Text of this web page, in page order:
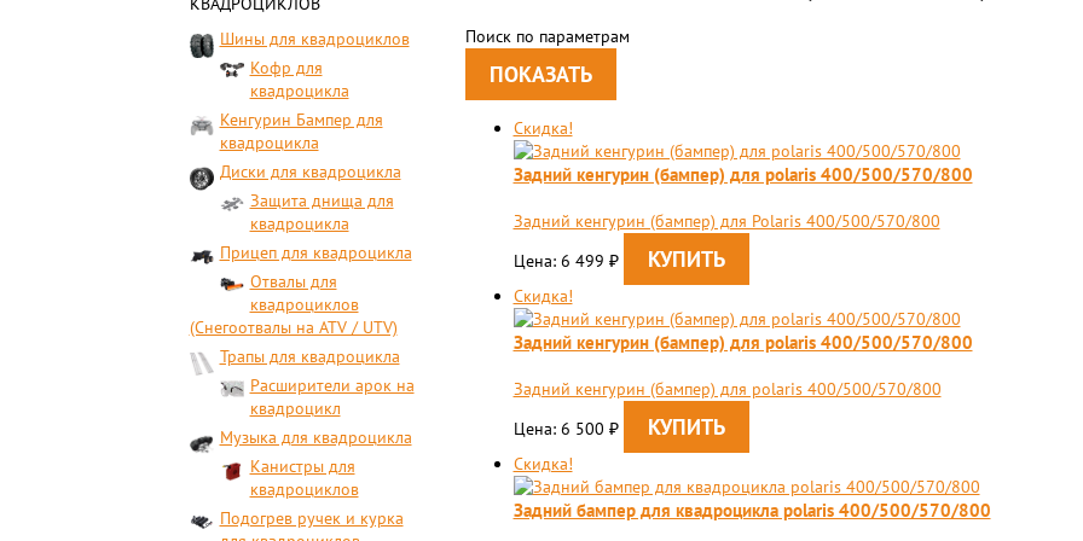
Шины для квадроциклов
Кофр для
квадроцикла
Кенгурин Бампер для
квадроцикла
Диски для квадроцикла
Защита днища для
квадроцикла
Прицеп для квадроцикла
Отвалы для
квадроциклов
(Снегоотвалы на ATV / UTV)
Трапы для квадроцикла
Расширители арок на
квадроцикл
Музыка для квадроцикла
Канистры для
квадроциклов
Подогрев ручек и курка
Поиск по параметрам
Скидка!
Задний кенгурин (бампер) для polaris 400/500/570/800
Задний кенгурин (бампер) для Polaris 400/500/570/800
Цена: 6 499 ₽
Скидка!
Задний кенгурин (бампер) для polaris 400/500/570/800
Задний кенгурин (бампер) для polaris 400/500/570/800
Цена: 6 500 ₽
Скидка!
Задний бампер для квадроцикла polaris 400/500/570/800